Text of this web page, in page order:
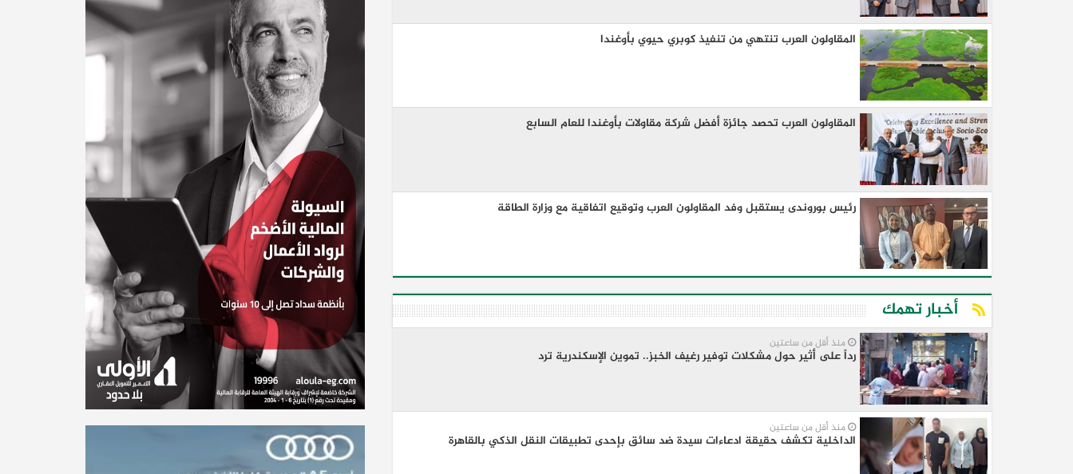
المقاولون العرب تنتهي من تنفيذ كوبري حيوي بأوغندا
المقاولون العرب تحصد جائزة أفضل شركة مقاولات بأوغندا للعام السابع
رئيس بوروندى يستقبل وفد المقاولون العرب وتوقيع اتفاقية مع وزارة الطاقة
أخبار تهمك
منذ أقل من ساعتين
رداً على أثير حول مشكلات توفير رغيف الخبز.. تموين الإسكندرية ترد
منذ أقل من ساعتين
الداخلية تكشف حقيقة ادعاءات سيدة ضد سائق بإحدى تطبيقات النقل الذكي بالقاهرة